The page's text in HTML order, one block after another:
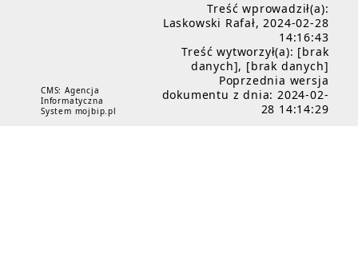
CMS: Agencja
Informatyczna
System mojbip.pl
Treść wprowadził(a):
Laskowski Rafał, 2024-02-28
14:16:43
Treść wytworzył(a): [brak
danych], [brak danych]
Poprzednia wersja
dokumentu z dnia: 2024-02-
28 14:14:29